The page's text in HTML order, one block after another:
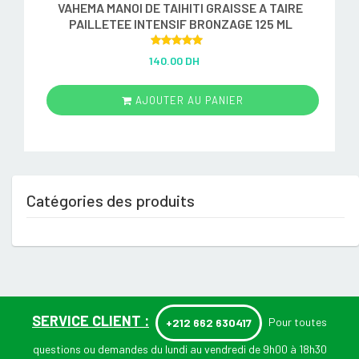
VAHEMA MANOI DE TAIHITI GRAISSE A TAIRE
PAILLETEE INTENSIF BRONZAGE 125 ML
out of 5
140.00 DH
AJOUTER AU PANIER
Catégories des produits
SERVICE CLIENT : +212 662 630417 Pour toutes
questions ou demandes du lundi au vendredi de 9h00 à 18h30